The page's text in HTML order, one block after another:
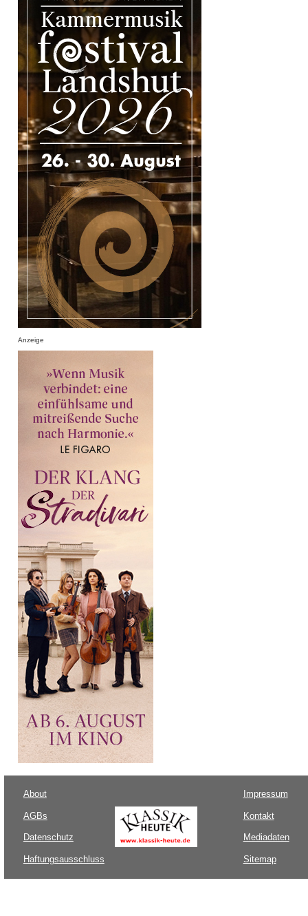
Anzeige
About
AGBs
Datenschutz
Haftungsausschluss
Impressum
Kontakt
Mediadaten
Sitemap